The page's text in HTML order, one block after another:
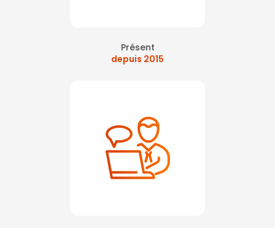
Présent
depuis 2015